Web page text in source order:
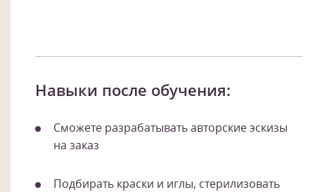
Навыки после обучения:
Сможете разрабатывать авторские эскизы
на заказ
Подбирать краски и иглы, стерилизовать